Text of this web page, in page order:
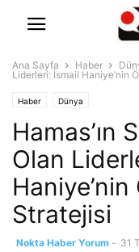
Ana Sayfa Haber
Liderleri: İsmail Haniye’nin
Haber Dünya
Hamas’ın
Olan
Haniye’nin
Stratejisi
Nokta Haber Yorum - 31